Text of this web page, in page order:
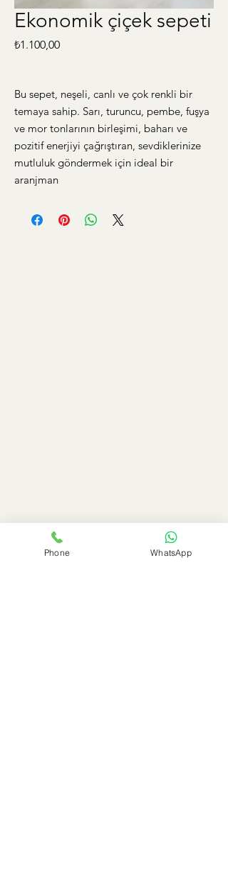
Ekonomik çiçek sepeti
₺1.100,00Fiyat
Bu sepet, neşeli, canlı ve çok renkli bir
temaya sahip. Sarı, turuncu, pembe, fuşya
ve mor tonlarının birleşimi, baharı ve
pozitif enerjiyi çağrıştıran, sevdiklerinize
mutluluk göndermek için ideal bir
aranjman
Phone WhatsApp